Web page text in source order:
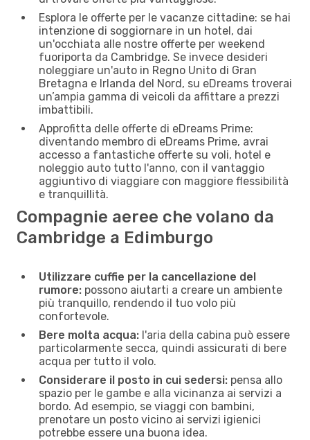
Esplora le offerte per le vacanze cittadine: se hai
intenzione di soggiornare in un hotel, dai
un'occhiata alle nostre offerte per weekend
fuoriporta da Cambridge. Se invece desideri
noleggiare un'auto in Regno Unito di Gran
Bretagna e Irlanda del Nord, su eDreams troverai
un’ampia gamma di veicoli da affittare a prezzi
imbattibili.
Approfitta delle offerte di eDreams Prime:
diventando membro di eDreams Prime, avrai
accesso a fantastiche offerte su voli, hotel e
noleggio auto tutto l'anno, con il vantaggio
aggiuntivo di viaggiare con maggiore flessibilità
e tranquillità.
Compagnie aeree che volano da
Cambridge a Edimburgo
Utilizzare cuffie per la cancellazione del
rumore: possono aiutarti a creare un ambiente
più tranquillo, rendendo il tuo volo più
confortevole.
Bere molta acqua: l'aria della cabina può essere
particolarmente secca, quindi assicurati di bere
acqua per tutto il volo.
Considerare il posto in cui sedersi: pensa allo
spazio per le gambe e alla vicinanza ai servizi a
bordo. Ad esempio, se viaggi con bambini,
prenotare un posto vicino ai servizi igienici
potrebbe essere una buona idea.